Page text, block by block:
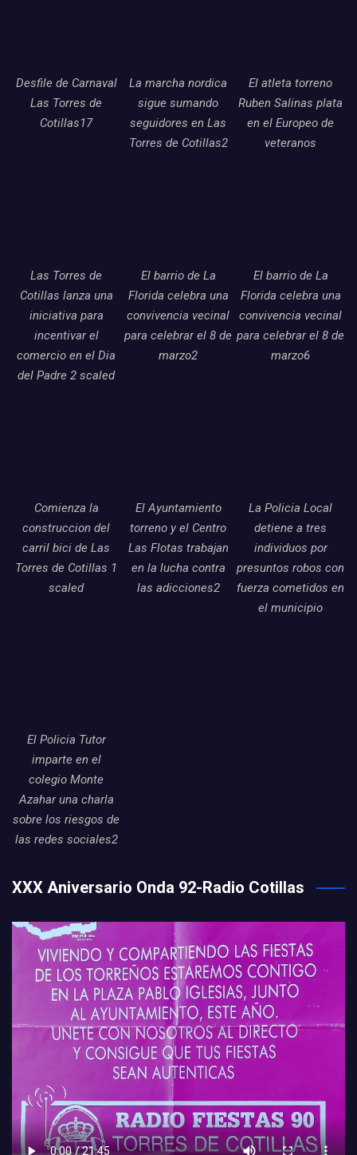
Desfile de Carnaval
Las Torres de
Cotillas17
La marcha nordica
sigue sumando
seguidores en Las
Torres de Cotillas2
El atleta torreno
Ruben Salinas plata
en el Europeo de
veteranos
Las Torres de
Cotillas lanza una
iniciativa para
incentivar el
comercio en el Dia
del Padre 2 scaled
El barrio de La
Florida celebra una
convivencia vecinal
para celebrar el 8 de
marzo2
El barrio de La
Florida celebra una
convivencia vecinal
para celebrar el 8 de
marzo6
Comienza la
construccion del
carril bici de Las
Torres de Cotillas 1
scaled
El Ayuntamiento
torreno y el Centro
Las Flotas trabajan
en la lucha contra
las adicciones2
La Policia Local
detiene a tres
individuos por
presuntos robos con
fuerza cometidos en
el municipio
El Policia Tutor
imparte en el
colegio Monte
Azahar una charla
sobre los riesgos de
las redes sociales2
XXX Aniversario Onda 92-Radio Cotillas